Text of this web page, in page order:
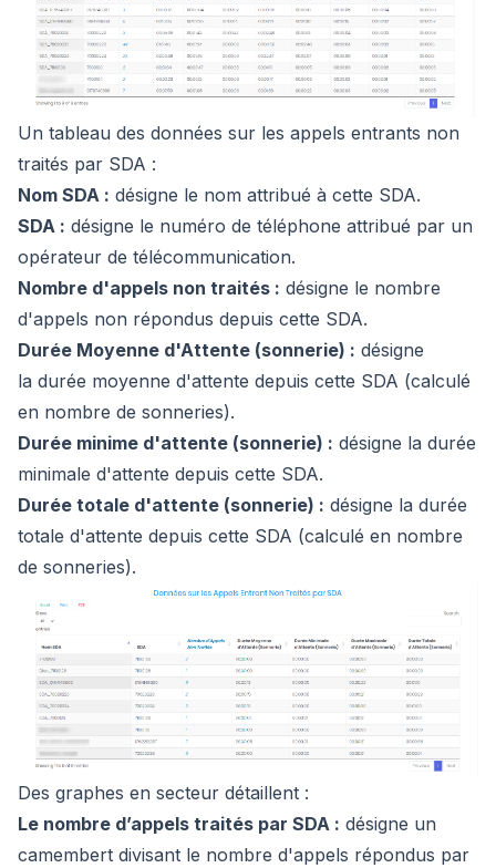
Un tableau des données sur les appels entrants non
traités par SDA :
Nom SDA : désigne le nom attribué à cette SDA.
SDA : désigne le numéro de téléphone attribué par un
opérateur de télécommunication.
Nombre d'appels non traités : désigne le nombre
d'appels non répondus depuis cette SDA.
Durée Moyenne d'Attente (sonnerie) : désigne
la durée moyenne d'attente depuis cette SDA (calculé
en nombre de sonneries).
Durée minime d'attente (sonnerie) : désigne la durée
minimale d'attente depuis cette SDA.
Durée totale d'attente (sonnerie) : désigne la durée
totale d'attente depuis cette SDA (calculé en nombre
de sonneries).
Des graphes en secteur détaillent :
Le nombre d’appels traités par SDA : désigne un
camembert divisant le nombre d'appels répondus par